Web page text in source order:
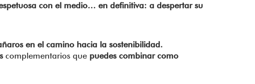
con el medio… en definitiva: a despertar su
en el camino hacia la sostenibilidad.
complementarios que puedes combinar como